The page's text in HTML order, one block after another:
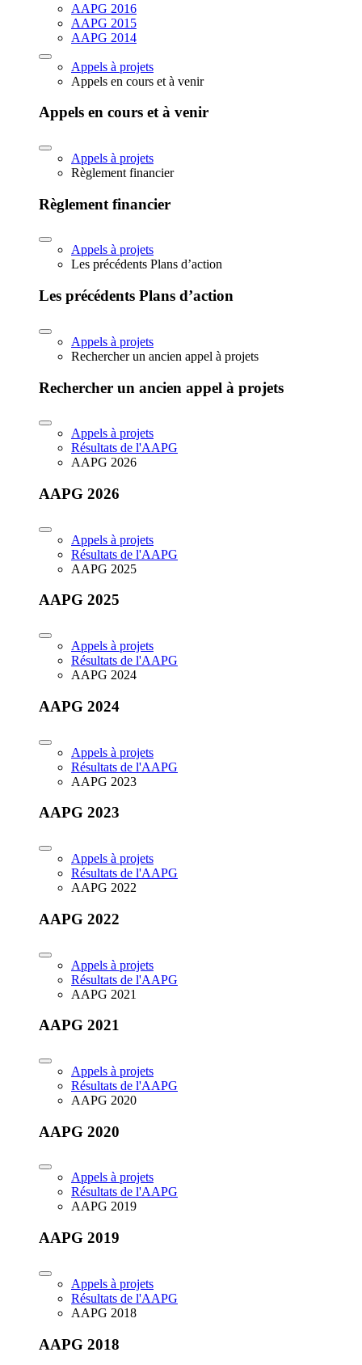
AAPG 2016
AAPG 2015
AAPG 2014
Appels à projets
Appels en cours et à venir
Appels en cours et à venir
Appels à projets
Règlement financier
Règlement financier
Appels à projets
Les précédents Plans d’action
Les précédents Plans d’action
Appels à projets
Rechercher un ancien appel à projets
Rechercher un ancien appel à projets
Appels à projets
Résultats de l'AAPG
AAPG 2026
AAPG 2026
Appels à projets
Résultats de l'AAPG
AAPG 2025
AAPG 2025
Appels à projets
Résultats de l'AAPG
AAPG 2024
AAPG 2024
Appels à projets
Résultats de l'AAPG
AAPG 2023
AAPG 2023
Appels à projets
Résultats de l'AAPG
AAPG 2022
AAPG 2022
Appels à projets
Résultats de l'AAPG
AAPG 2021
AAPG 2021
Appels à projets
Résultats de l'AAPG
AAPG 2020
AAPG 2020
Appels à projets
Résultats de l'AAPG
AAPG 2019
AAPG 2019
Appels à projets
Résultats de l'AAPG
AAPG 2018
AAPG 2018